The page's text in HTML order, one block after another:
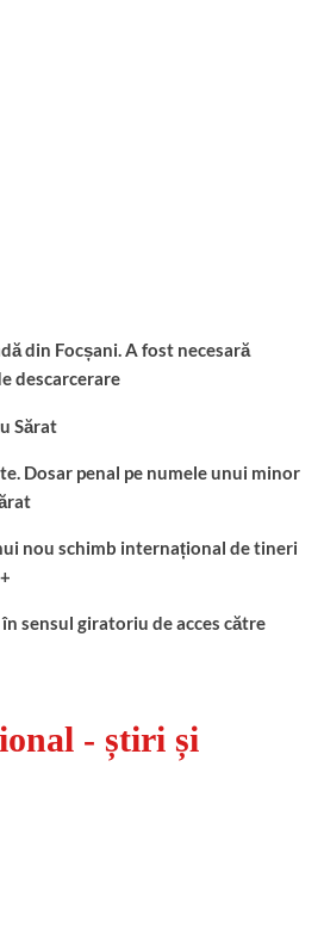
din Focșani. A fost necesară
descarcerare
Sărat
Dosar penal pe numele unui minor
nou schimb internațional de tineri
sensul giratoriu de acces către
- știri și